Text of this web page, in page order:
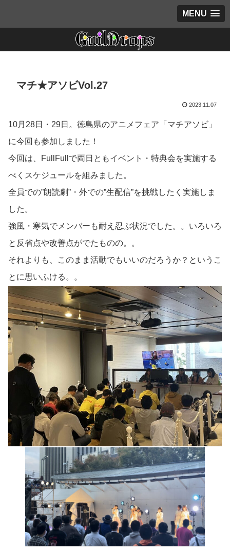
MENU
マチ★アソビVol.27
2023.11.07
10月28日・29日。徳島県のアニメフェア「マチアソビ」
に今回も参加しました！
今回は、FullFullで両日ともイベント・特典会を実施する
べくスケジュールを組みました。
全員での”朗読劇”・外での”生配信”を挑戦したく実施しま
した。
強風・寒気でメンバーも耐え忍ぶ状況でした。。いろいろ
と反省点や改善点がでたものの。。
それよりも、このまま活動でもいいのだろうか？というこ
とに思いふける。。